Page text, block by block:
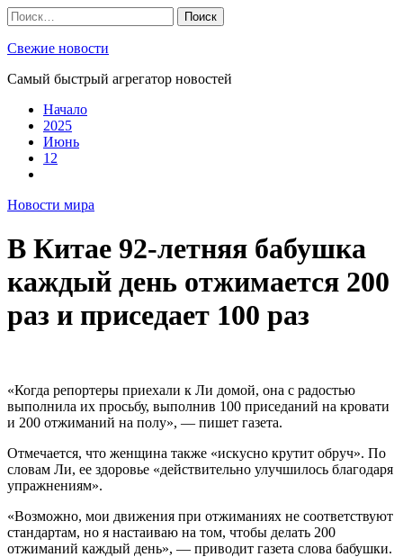
Skip
to
content
Найти:
Свежие новости
Самый быстрый агрегатор новостей
Начало
2025
Июнь
12
Новости мира
В Китае 92-летняя бабушка
каждый день отжимается 200
раз и приседает 100 раз
«Когда репортеры приехали к Ли домой, она с радостью
выполнила их просьбу, выполнив 100 приседаний на кровати
и 200 отжиманий на полу», — пишет газета.
Отмечается, что женщина также «искусно крутит обруч». По
словам Ли, ее здоровье «действительно улучшилось благодаря
упражнениям».
«Возможно, мои движения при отжиманиях не соответствуют
стандартам, но я настаиваю на том, чтобы делать 200
отжиманий каждый день», — приводит газета слова бабушки.